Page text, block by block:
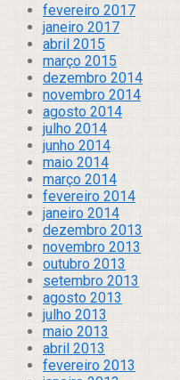
fevereiro 2017
janeiro 2017
abril 2015
março 2015
dezembro 2014
novembro 2014
agosto 2014
julho 2014
junho 2014
maio 2014
março 2014
fevereiro 2014
janeiro 2014
dezembro 2013
novembro 2013
outubro 2013
setembro 2013
agosto 2013
julho 2013
maio 2013
abril 2013
fevereiro 2013